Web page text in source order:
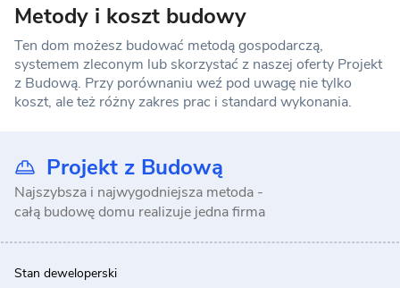
Metody i koszt budowy
Ten dom możesz budować metodą gospodarczą,
systemem zleconym lub skorzystać z naszej oferty Projekt
z Budową. Przy porównaniu weź pod uwagę nie tylko
koszt, ale też różny zakres prac i standard wykonania.
Projekt z Budową
Najszybsza i najwygodniejsza metoda -
całą budowę domu realizuje jedna firma
Stan deweloperski